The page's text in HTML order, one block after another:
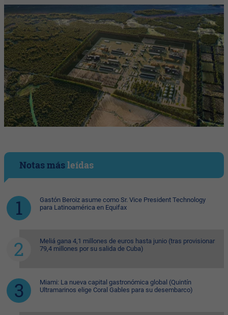
Notas másleídas
Gastón Beroiz asume como Sr. Vice President Technology
para Latinoamérica en Equifax
Meliá gana 4,1 millones de euros hasta junio (tras provisionar
79,4 millones por su salida de Cuba)
Miami: La nueva capital gastronómica global (Quintín
Ultramarinos elige Coral Gables para su desembarco)